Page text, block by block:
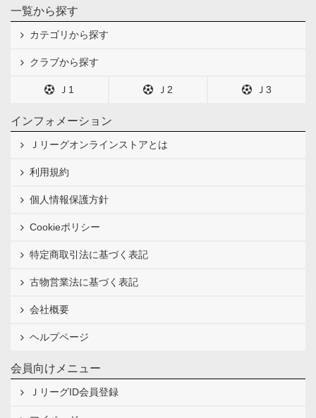
一覧から探す
カテゴリから探す
クラブから探す
Ｊ1 Ｊ2 Ｊ3
インフォメーション
Ｊリーグオンラインストアとは
利用規約
個人情報保護方針
Cookieポリシー
特定商取引法に基づく表記
古物営業法に基づく表記
会社概要
ヘルプページ
会員向けメニュー
ＪリーグID会員登録